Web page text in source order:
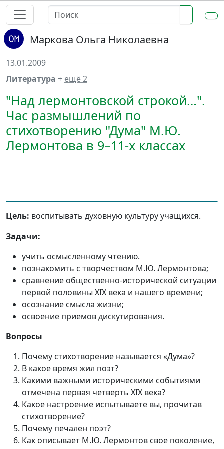
Маркова Ольга Николаевна
13.01.2009
Литература + ещё 2
"Над лермонтовской строкой…".
Час размышлений по
стихотворению "Дума" М.Ю.
Лермонтова в 9–11-х классах
Цель: воспитывать духовную культуру учащихся.
Задачи:
учить осмысленному чтению.
познакомить с творчеством М.Ю. Лермонтова;
сравнение общеcтвенно-исторической ситуации
первой половины XIX века и нашего времени;
осознание смысла жизни;
освоение пpиемов дискутирования.
Вопросы
Почему стихотворение называется «Дума»?
В какое время жил поэт?
Какими важными историческими событиями
отмечена первая четверть XIX века?
Какое настроение испытываете вы, прочитав
стихотворение?
Почему печален поэт?
Как описывает М.Ю. Лермонтов свое поколение,